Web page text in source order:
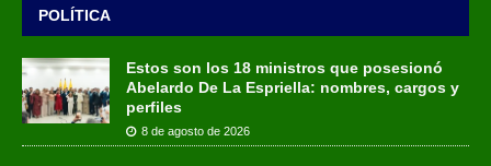
POLÍTICA
Estos son los 18 ministros que posesionó
Abelardo De La Espriella: nombres, cargos y
perfiles
8 de agosto de 2026